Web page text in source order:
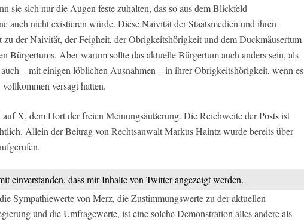
sie sich nur die Augen feste zuhalten, das so aus dem Blickfeld
auch nicht existieren würde. Diese Naivität der Staatsmedien und ihren
zu der Naivität, der Feigheit, der Obrigkeitshörigkeit und dem Duckmäusertum
Bürgertums. Aber warum sollte das aktuelle Bürgertum auch anders sein, als
– mit einigen löblichen Ausnahmen – in ihrer Obrigkeitshörigkeit, wenn es
versagt hatten.
X, dem Hort der freien Meinungsäußerung. Die Reichweite der Posts ist
Allein der Beitrag von Rechtsanwalt Markus Haintz wurde bereits über
einverstanden, dass mir Inhalte von Twitter angezeigt werden.
Sympathiewerte von Merz, die Zustimmungswerte zu der aktuellen
und die Umfragewerte, ist eine solche Demonstration alles andere als